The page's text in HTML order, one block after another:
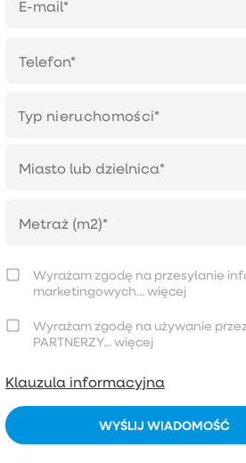
Typ nieruchomości*
Wyrażam zgodę na przesyłanie
marketingowych...więcej
Wyrażam zgodę na używanie
PARTNERZY...więcej
Klauzula informacyjna
WYŚLIJ WIADOMOŚĆ